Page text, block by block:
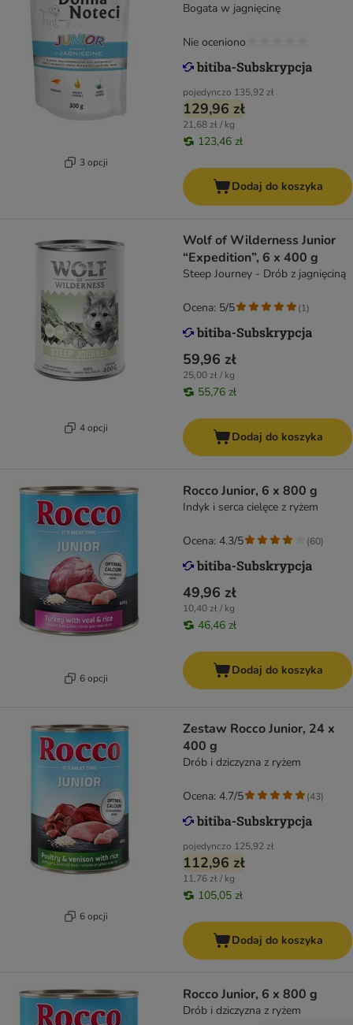
3 opcji
Bogata w jagnięcinę
pojedynczo 135,92 zł
129,96 zł
21,68 zł / kg
123,46 zł
Nie oceniono
Dodaj do koszyka
4 opcji
Wolf of Wilderness Junior
“Expedition”, 6 x 400 g
Steep Journey - Drób z jagnięciną
59,96 zł
25,00 zł / kg
55,76 zł
Ocena: 5/5 (1)
Dodaj do koszyka
6 opcji
Rocco Junior, 6 x 800 g
Indyk i serca cielęce z ryżem
49,96 zł
10,40 zł / kg
46,46 zł
Ocena: 4.3/5 (60)
Dodaj do koszyka
6 opcji
Zestaw Rocco Junior, 24 x
400 g
Drób i dziczyzna z ryżem
pojedynczo 125,92 zł
112,96 zł
11,76 zł / kg
105,05 zł
Ocena: 4.7/5 (43)
Dodaj do koszyka
Rocco Junior, 6 x 800 g
Drób i dziczyzna z ryżem